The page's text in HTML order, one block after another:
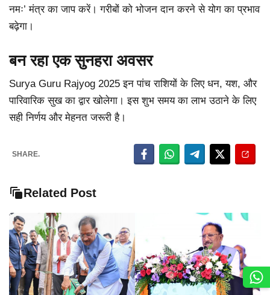
नमः’ मंत्र का जाप करें। गरीबों को भोजन दान करने से योग का प्रभाव
बढ़ेगा।
बन रहा एक सुनहरा अवसर
Surya Guru Rajyog 2025 इन पांच राशियों के लिए धन, यश, और
पारिवारिक सुख का द्वार खोलेगा। इस शुभ समय का लाभ उठाने के लिए
सही निर्णय और मेहनत जरूरी है।
SHARE.
Related Post